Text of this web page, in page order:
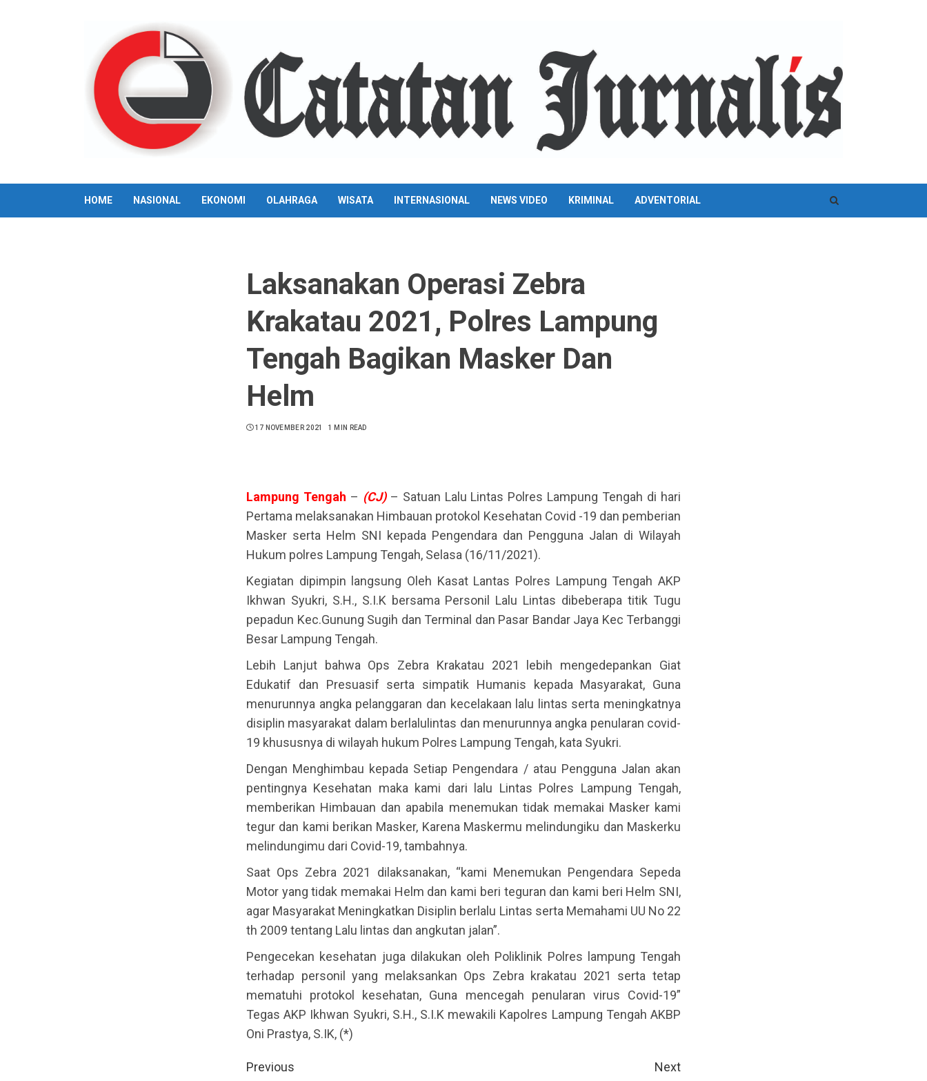
HOME NASIONAL EKONOMI OLAHRAGA WISATA INTERNASIONAL NEWS VIDEO KRIMINAL ADVENTORIAL
Laksanakan Operasi Zebra
Krakatau 2021, Polres Lampung
Tengah Bagikan Masker Dan
Helm
17 NOVEMBER 2021 1 MIN READ
Lampung Tengah – (CJ)– Satuan Lalu Lintas Polres Lampung Tengah di hari
Pertama melaksanakan Himbauan protokol Kesehatan Covid -19 dan pemberian
Masker serta Helm SNI kepada Pengendara dan Pengguna Jalan di Wilayah
Hukum polres Lampung Tengah, Selasa (16/11/2021).
Kegiatan dipimpin langsung Oleh Kasat Lantas Polres Lampung Tengah AKP
Ikhwan Syukri, S.H., S.I.K bersama Personil Lalu Lintas dibeberapa titik Tugu
pepadun Kec.Gunung Sugih dan Terminal dan Pasar Bandar Jaya Kec Terbanggi
Besar Lampung Tengah.
Lebih Lanjut bahwa Ops Zebra Krakatau 2021 lebih mengedepankan Giat
Edukatif dan Presuasif serta simpatik Humanis kepada Masyarakat, Guna
menurunnya angka pelanggaran dan kecelakaan lalu lintas serta meningkatnya
disiplin masyarakat dalam berlalulintas dan menurunnya angka penularan covid-
19 khususnya di wilayah hukum Polres Lampung Tengah, kata Syukri.
Dengan Menghimbau kepada Setiap Pengendara / atau Pengguna Jalan akan
pentingnya Kesehatan maka kami dari lalu Lintas Polres Lampung Tengah,
memberikan Himbauan dan apabila menemukan tidak memakai Masker kami
tegur dan kami berikan Masker, Karena Maskermu melindungiku dan Maskerku
melindungimu dari Covid-19, tambahnya.
Saat Ops Zebra 2021 dilaksanakan, “kami Menemukan Pengendara Sepeda
Motor yang tidak memakai Helm dan kami beri teguran dan kami beri Helm SNI,
agar Masyarakat Meningkatkan Disiplin berlalu Lintas serta Memahami UU No 22
th 2009 tentang Lalu lintas dan angkutan jalan”.
Pengecekan kesehatan juga dilakukan oleh Poliklinik Polres lampung Tengah
terhadap personil yang melaksankan Ops Zebra krakatau 2021 serta tetap
mematuhi protokol kesehatan, Guna mencegah penularan virus Covid-19”
Tegas AKP Ikhwan Syukri, S.H., S.I.K mewakili Kapolres Lampung Tengah AKBP
Oni Prastya, S.IK, (*)
Continue
Previous Next